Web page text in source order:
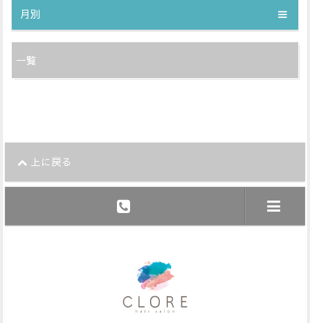
月別
一覧
上に戻る